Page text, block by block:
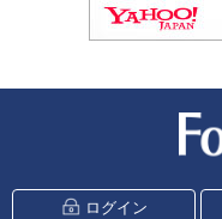
ログイン